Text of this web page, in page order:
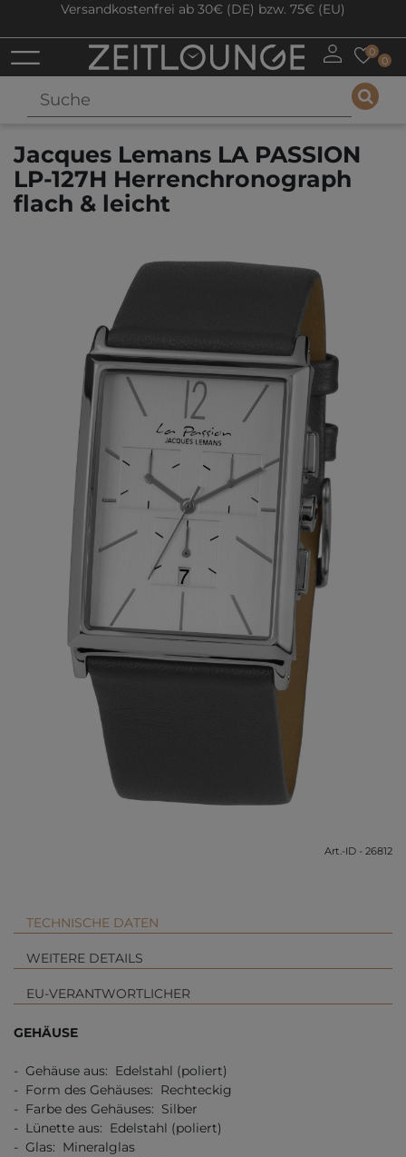
Versandkostenfrei ab 30€ (DE) bzw. 75€ (EU)
0
0
Jacques Lemans LA PASSION
LP-127H Herrenchronograph
flach & leicht
Art.-ID - 26812
TECHNISCHE DATEN
WEITERE DETAILS
EU-VERANTWORTLICHER
GEHÄUSE
- Gehäuse aus: Edelstahl (poliert)
- Form des Gehäuses: Rechteckig
- Farbe des Gehäuses: Silber
- Lünette aus: Edelstahl (poliert)
- Glas: Mineralglas